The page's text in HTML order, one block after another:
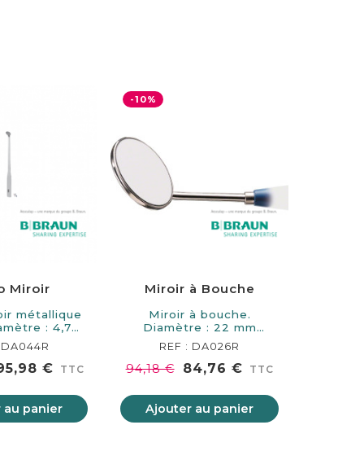
Miroir
métallique
€ TTC
au panier
-10%
Miroir à Bouche
Miroir à bouche.
Diamètre : 22 mm
S'adapte…
REF : DA026R
94,18 € 84,76 € TTC
Ajouter au panier